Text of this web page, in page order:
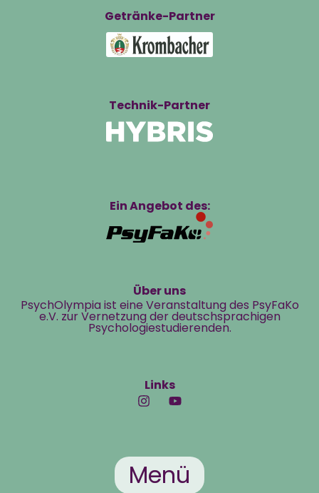
Getränke-Partner
Technik-Partner
Ein Angebot des:
Über uns
PsychOlympia ist eine Veranstaltung des PsyFaKo
e.V. zur Vernetzung der deutschsprachigen
Psychologiestudierenden.
Links
Menü